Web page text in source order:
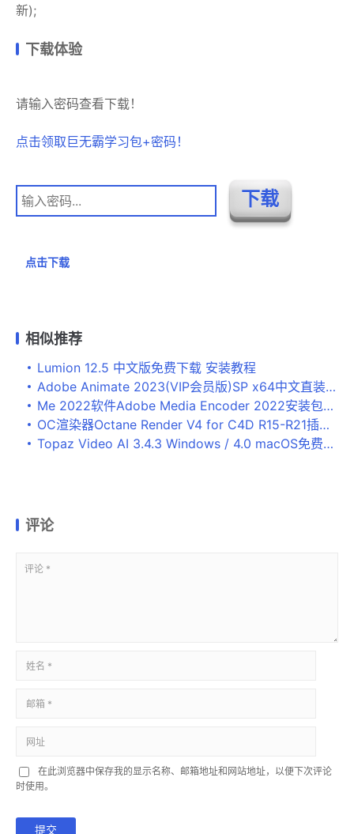
新);
下载体验
请输入密码查看下载！
点击领取巨无霸学习包+密码！
点击下载
相似推荐
Lumion 12.5 中文版免费下载 安装教程
Adobe Animate 2023(VIP会员版)SP x64中文直装破解版下载 安装教程
Me 2022软件Adobe Media Encoder 2022安装包下载+安装教程
OC渲染器Octane Render V4 for C4D R15-R21插件版 v4.0下载及安装教程
Topaz Video AI 3.4.3 Windows / 4.0 macOS免费下载 安装教程
评论
在此浏览器中保存我的显示名称、邮箱地址和网站地址，以便下次评论
时使用。
提交